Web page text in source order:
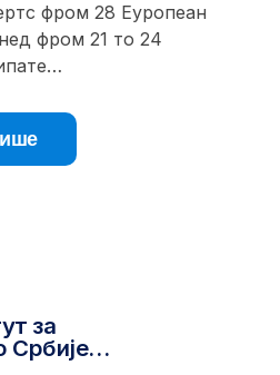
фром 28 Еуропеан
фром 21 то 24
за
Србије…